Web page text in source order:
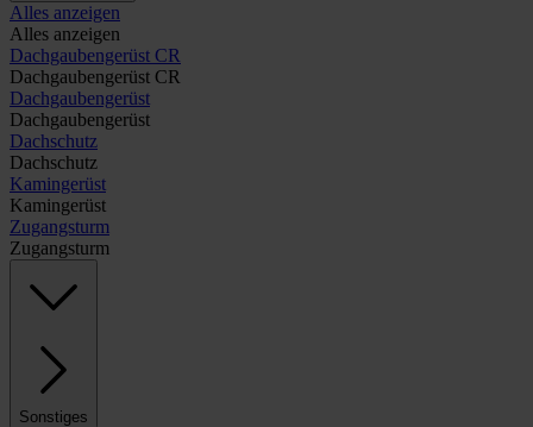
Alles anzeigen
Alles anzeigen
Dachgaubengerüst CR
Dachgaubengerüst CR
Dachgaubengerüst
Dachgaubengerüst
Dachschutz
Dachschutz
Kamingerüst
Kamingerüst
Zugangsturm
Zugangsturm
Sonstiges